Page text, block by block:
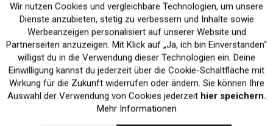
Kein Verlust der
Druckergarantie
Versand innerhalb von
24H*
Funktionale Aktiv
Marketing Inaktiv
Tracking Inaktiv
Wir nutzen Cookies und vergleichbare Technologien, um unsere
Dienste anzubieten, stetig zu verbessern und Inhalte sowie
Werbeanzeigen personalisiert auf unserer Website und
Partnerseiten anzuzeigen. Mit Klick auf „Ja, ich bin Einverstanden“
willigst du in die Verwendung dieser Technologien ein. Deine
Einwilligung kannst du jederzeit über die Cookie-Schaltfläche mit
Wirkung für die Zukunft widerrufen oder ändern. Sie können Ihre
Auswahl der Verwendung von Cookies jederzeit hier speichern.
Mehr Informationen